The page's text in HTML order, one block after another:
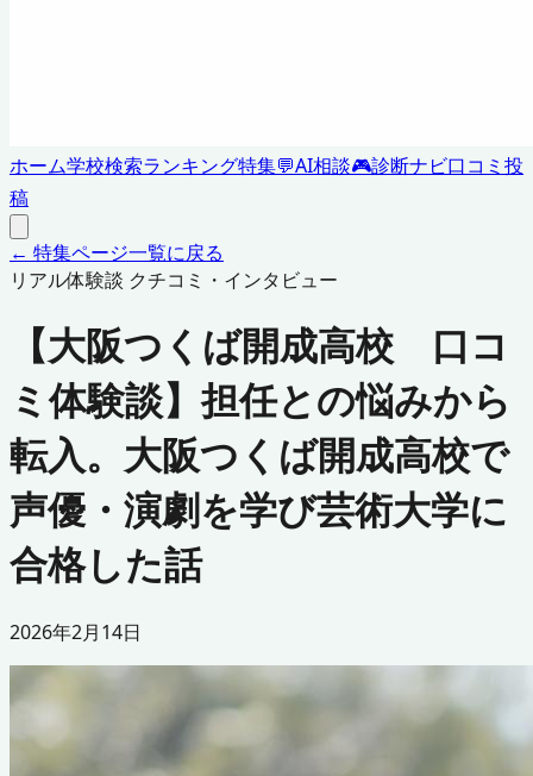
ホーム学校検索ランキング特集💬AI相談🎮診断ナビ口コミ投
稿
← 特集ページ一覧に戻る
リアル体験談 クチコミ・インタビュー
【大阪つくば開成高校 口コ
ミ体験談】担任との悩みから
転入。大阪つくば開成高校で
声優・演劇を学び芸術大学に
合格した話
2026年2月14日